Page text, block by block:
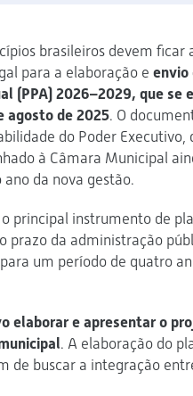
brasileiros devem ficar
para a elaboração e envio
(PPA) 2026–2029, que se
agosto de 2025. O
do Poder Executivo,
à Câmara Municipal
da nova gestão.
o principal instrumento de
prazo da administração
um período de quatro
elaborar e apresentar o
. A elaboração do
de buscar a integração